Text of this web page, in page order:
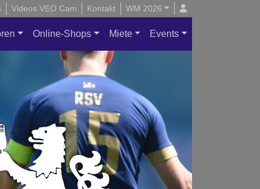
Videos VEO Cam Kontakt WM 2026
Online-Shops Miete Events